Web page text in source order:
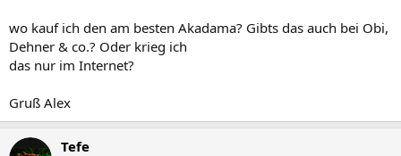
wo kauf ich den am besten Akadama? Gibts das auch bei Obi,
Dehner & co.? Oder krieg ich
das nur im Internet?
Gruß Alex
Tefe